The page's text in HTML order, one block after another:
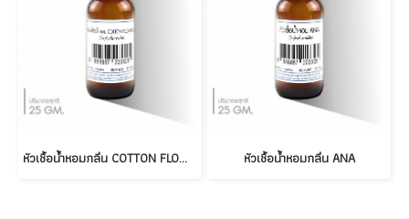
หัวเชื้อน้ำหอมกลิ่น COTTON FLOWER หัวเชื้อน้ำหอมกลิ่น ANA